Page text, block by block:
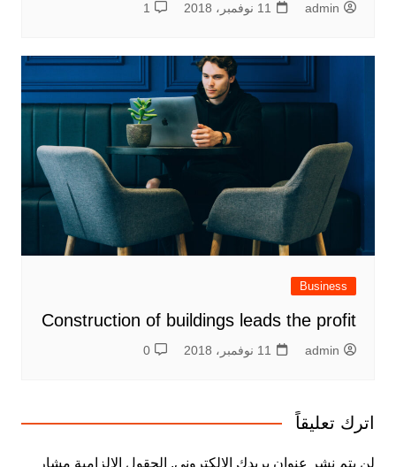
admin 11 نوفمبر، 2018 1
Business
Construction of buildings leads the profit
admin 11 نوفمبر، 2018 0
اترك تعليقاً
لن يتم نشر عنوان بريدك الإلكتروني. الحقول الإلزامية مشار